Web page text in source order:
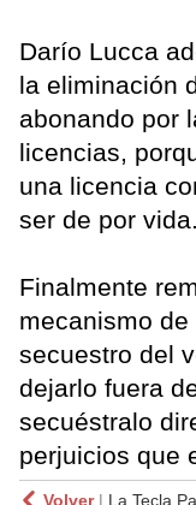
Darío Lucca
la eliminación
abonando por
licencias,
una licencia
ser de por vida.
Finalmente
mecanismo
secuestro del
dejarlo fuera
secuéstralo
perjuicios que
Volver| La Tecla